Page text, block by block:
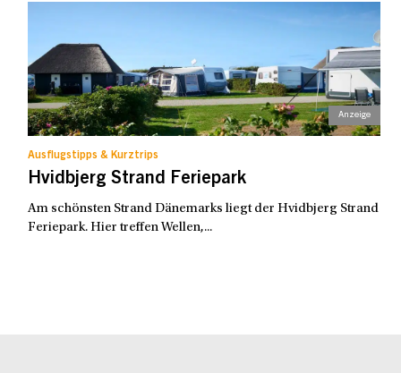
Ausflugstipps & Kurztrips
Hvidbjerg Strand Feriepark
Am schönsten Strand Dänemarks liegt der Hvidbjerg Strand
Feriepark. Hier treffen Wellen,...